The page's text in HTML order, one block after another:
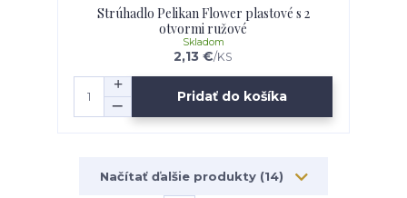
Strúhadlo Pelikan Flower plastové s 2
otvormi ružové
2,13 €/KS
Skladom
Pridať do košíka
Načítať ďalšie produkty (14)